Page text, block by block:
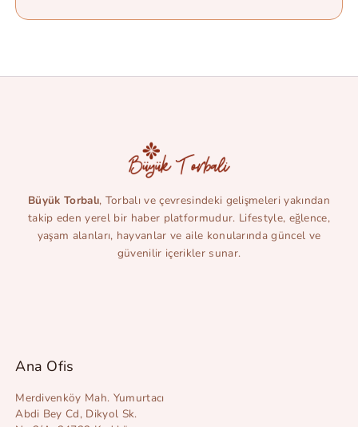
Büyük Torbalı, Torbalı ve çevresindeki gelişmeleri yakından
takip eden yerel bir haber platformudur. Lifestyle, eğlence,
yaşam alanları, hayvanlar ve aile konularında güncel ve
güvenilir içerikler sunar.
Ana Ofis
Merdivenköy Mah. Yumurtacı
Abdi Bey Cd, Dikyol Sk.